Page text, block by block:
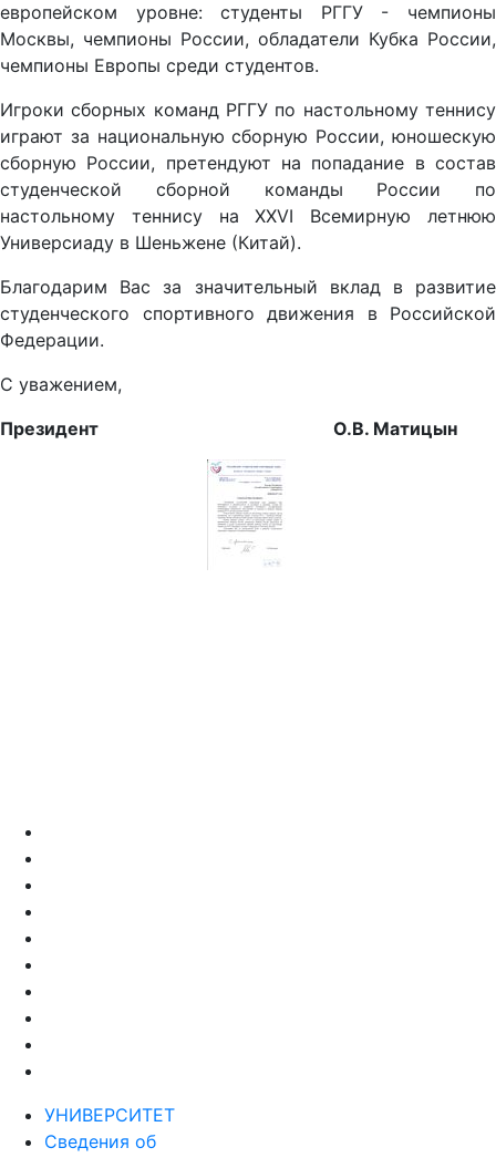
европейском уровне: студенты РГГУ - чемпионы
Москвы, чемпионы России, обладатели Кубка России,
чемпионы Европы среди студентов.
Игроки сборных команд РГГУ по настольному теннису
играют за национальную сборную России, юношескую
сборную России, претендуют на попадание в состав
студенческой сборной команды России по
настольному теннису на XXVI Всемирную летнюю
Универсиаду в Шеньжене (Китай).
Благодарим Вас за значительный вклад в развитие
студенческого спортивного движения в Российской
Федерации.
С уважением,
Президент О.В. Матицын
УНИВЕРСИТЕТ
Сведения об